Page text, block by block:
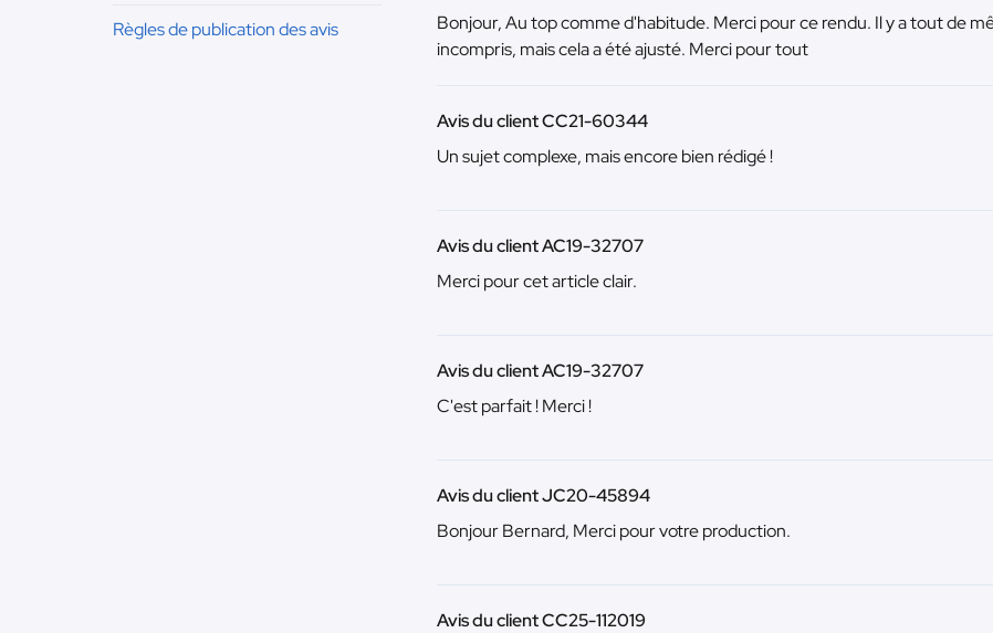
Règles de publication des avis
Bonjour, Au top comme d'habitude. Merci pour ce rendu. Il y a tout de
incompris, mais cela a été ajusté. Merci pour tout
Avis du client CC21-60344
Un sujet complexe, mais encore bien rédigé !
Avis du client AC19-32707
Merci pour cet article clair.
Avis du client AC19-32707
C'est parfait ! Merci !
Avis du client JC20-45894
Bonjour Bernard, Merci pour votre production.
Avis du client CC25-112019